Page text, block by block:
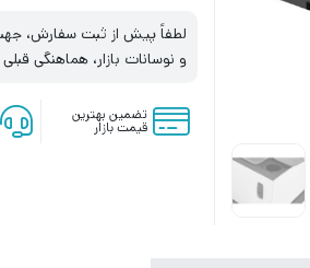
لطفاً پیش از ثبت سفارش،
و نوسانات بازار، هماهنگی
تضمین بهترین
قیمت بازار